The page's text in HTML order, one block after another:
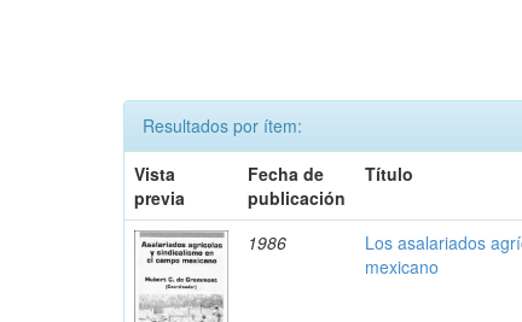
Resultados por ítem:
Vista
previa
Fecha de
publicación
Título
1986
Los asalariados
mexicano